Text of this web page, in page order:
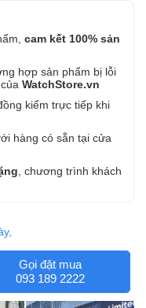
cam kết 100% sản
hợp sản phẩm bị lỗi
WatchStore.vn
kiểm trực tiếp khi
hàng có sẵn tại cửa
, chương trình khách
Gọi đặt mua
093 189 2222